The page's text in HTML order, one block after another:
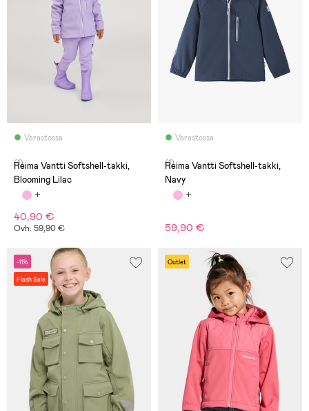
Varastossa
(1)
Reima Vantti Softshell-takki,
Blooming Lilac
40,90 €
Ovh: 59,90 €
Varastossa
(1)
Reima Vantti Softshell-takki,
Navy
59,90 €
-11%
Flash Sale
Outlet